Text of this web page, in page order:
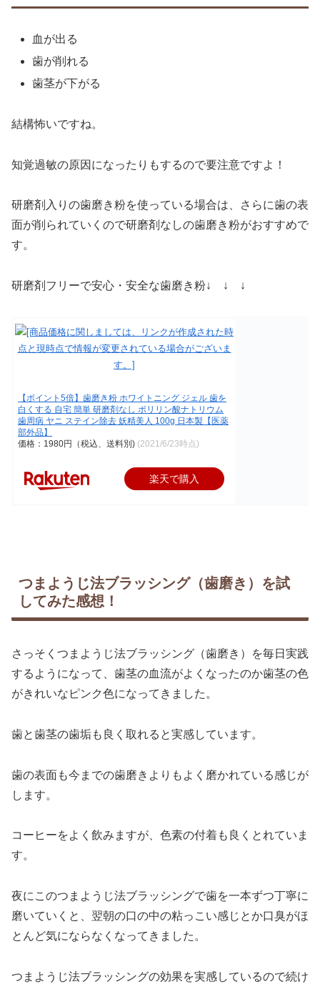
血が出る
歯が削れる
歯茎が下がる
結構怖いですね。
知覚過敏の原因になったりもするので要注意ですよ！
研磨剤入りの歯磨き粉を使っている場合は、さらに歯の表
面が削られていくので研磨剤なしの歯磨き粉がおすすめで
す。
研磨剤フリーで安心・安全な歯磨き粉↓ ↓ ↓
【ポイント5倍】歯磨き粉 ホワイトニング ジェル 歯を
白くする 自宅 簡単 研磨剤なし ポリリン酸ナトリウム
歯周病 ヤニ ステイン除去 妖精美人 100g 日本製【医薬
部外品】
価格：1980円（税込、送料別) (2021/6/23時点)
楽天で購入
つまようじ法ブラッシング（歯磨き）を試
してみた感想！
さっそくつまようじ法ブラッシング（歯磨き）を毎日実践
するようになって、歯茎の血流がよくなったのか歯茎の色
がきれいなピンク色になってきました。
歯と歯茎の歯垢も良く取れると実感しています。
歯の表面も今までの歯磨きよりもよく磨かれている感じが
します。
コーヒーをよく飲みますが、色素の付着も良くとれていま
す。
夜にこのつまようじ法ブラッシングで歯を一本ずつ丁寧に
磨いていくと、翌朝の口の中の粘っこい感じとか口臭がほ
とんど気にならなくなってきました。
つまようじ法ブラッシングの効果を実感しているので続け